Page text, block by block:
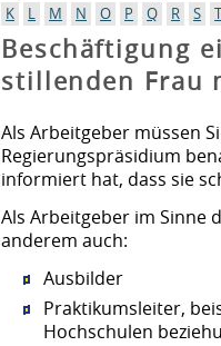
K L M N O P Q R S
Beschäftigung
stillenden Frau
Als Arbeitgeber müssen
Regierungspräsidium
informiert hat, dass sie
Als Arbeitgeber im Sinne
anderem auch:
Ausbilder
Praktikumsleiter,
Hochschulen